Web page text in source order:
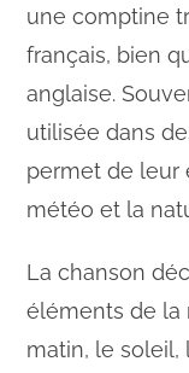
une comptine
français, bien
anglaise.
utilisée dans
permet de leur
météo et la
La chanson
éléments de la
matin, le soleil,